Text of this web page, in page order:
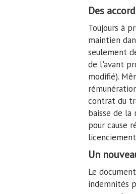
Des
Toujours à
maintien
seulement
de l'avant
modifié).
contrat du
baisse de la
pour cause
Un
Le
indemnités